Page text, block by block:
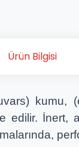
Ürün Bilgisi
kumu,
edilir. İnert,